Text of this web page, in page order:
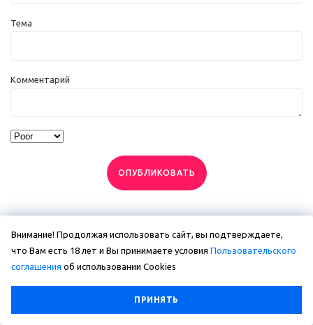
Тема
Комментарий
ОПУБЛИКОВАТЬ
Внимание! Продолжая использовать сайт, вы подтверждаете,
что Вам есть 18 лет и Вы принимаете условия Пользовательского
соглашения об использовании Сookies
ПРИНЯТЬ